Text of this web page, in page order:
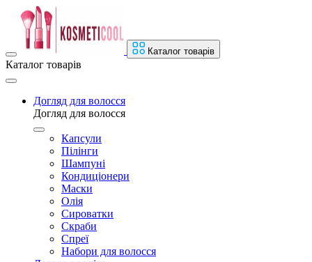
Каталог товарів
Каталог товарів
Догляд для волосся
Догляд для волосся
Капсули
Пілінги
Шампуні
Кондиціонери
Маски
Олія
Сироватки
Скраби
Спреї
Набори для волосся